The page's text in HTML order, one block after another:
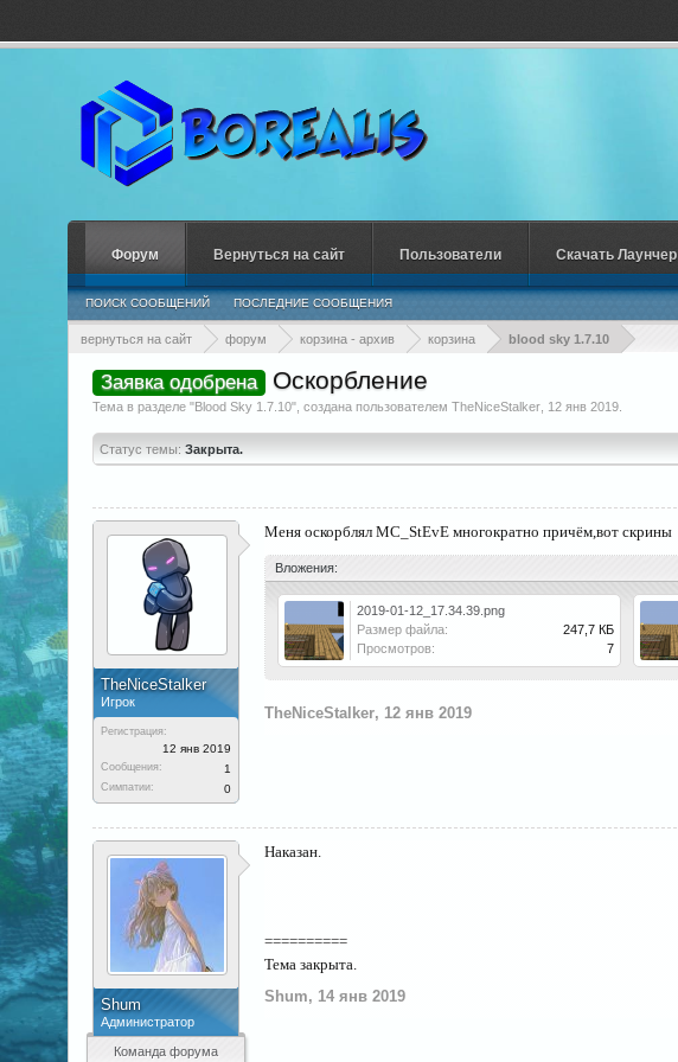
вернуться на сайт форум корзина - архив корзина blood sky 1.7.10
Заявка одобрена Оскорбление
Тема в разделе "Blood Sky 1.7.10", создана пользователем TheNiceStalker 12 янв 2019
Статус темы: Закрыта.
TheNiceStalker
Игрок
Регистрация:
12 янв 2019
Сообщения: 1
Симпатии: 0
Меня оскорблял MC_StEvE многократно причём,вот скрины
Вложения:
2019-01-12_17.34.39.png
Размер файла:
247,7 КБ
Просмотров:
7
TheNiceStalker, 12 янв 2019
Shum
Администратор
Команда форума
Наказан.
==========
Тема закрыта.
Shum, 14 янв 2019
Форум
ПОИСК СООБЩЕНИЙ ПОСЛЕДНИЕ СООБЩЕНИЯ
Вернуться на сайт Пользователи Скачать Лаунчер